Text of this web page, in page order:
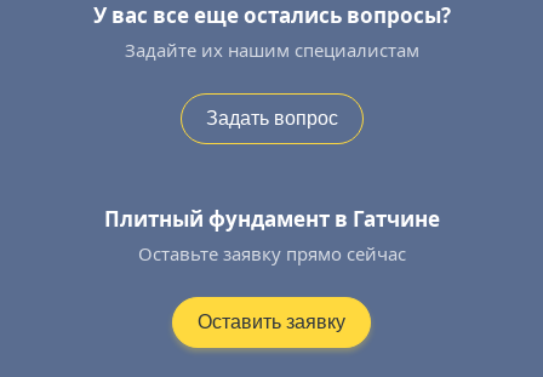
У вас все еще остались вопросы?
Задайте их нашим специалистам
Задать вопрос
Плитный фундамент в Гатчине
Оставьте заявку прямо сейчас
Оставить заявку